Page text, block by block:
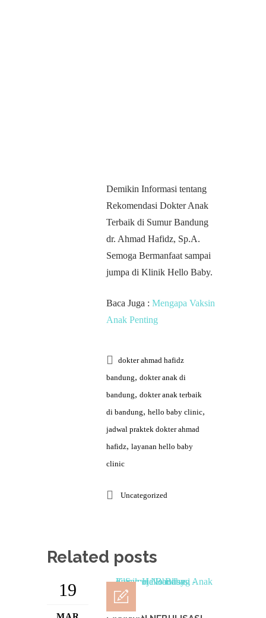
Demikin Informasi tentang
Rekomendasi Dokter Anak
Terbaik di Sumur Bandung
dr. Ahmad Hafidz, Sp.A.
Semoga Bermanfaat sampai
jumpa di Klinik Hello Baby.
Baca Juga : Mengapa Vaksin
Anak Penting
dokter ahmad hafidz
bandung, dokter anak di
bandung, dokter anak terbaik
di bandung, hello baby clinic,
jadwal praktek dokter ahmad
hafidz, layanan hello baby
clinic
Uncategorized
Related posts
19